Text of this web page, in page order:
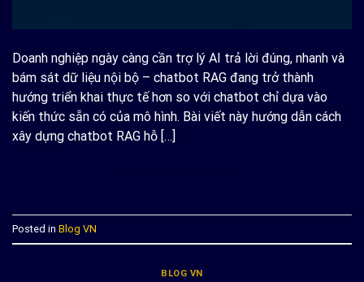
Doanh nghiệp ngày càng cần trợ lý AI trả lời đúng, nhanh và
bám sát dữ liệu nội bộ – chatbot RAG đang trở thành
hướng triển khai thực tế hơn so với chatbot chỉ dựa vào
kiến thức sẵn có của mô hình. Bài viết này hướng dẫn cách
xây dựng chatbot RAG hỗ […]
Posted in Blog VN
BLOG VN